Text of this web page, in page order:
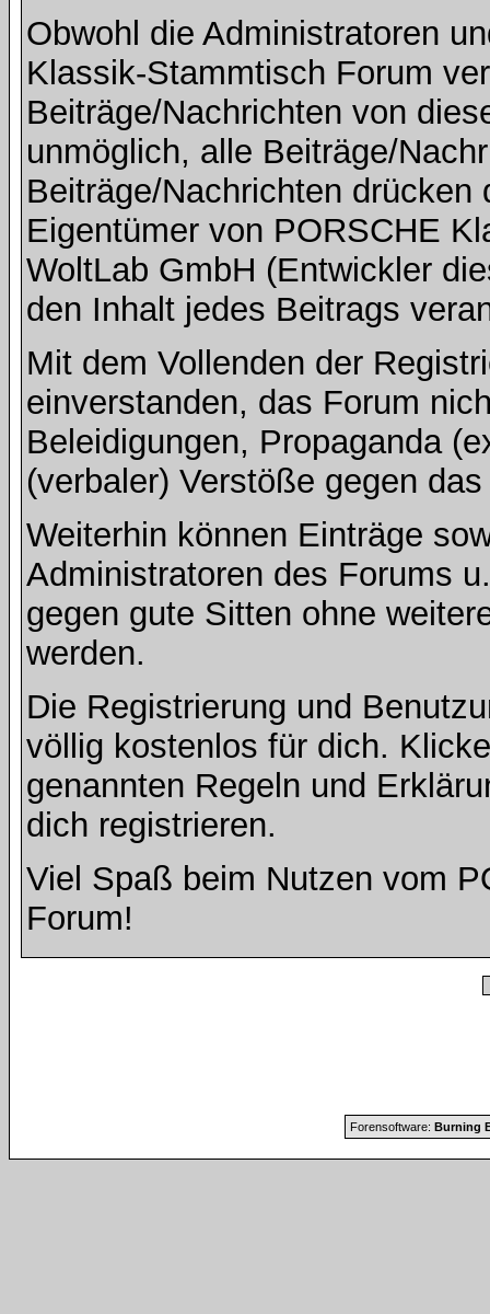
Obwohl die Administratoren
Klassik-Stammtisch Forum
Beiträge/Nachrichten von
unmöglich, alle Beiträge/
Beiträge/Nachrichten
Eigentümer von PORSCHE
WoltLab GmbH (Entwickler
den Inhalt jedes Beitrags
Mit dem Vollenden der
einverstanden, das Forum
Beleidigungen, Propaganda
(verbaler) Verstöße gegen
Weiterhin können Einträge
Administratoren des Forums
gegen gute Sitten ohne
werden.
Die Registrierung und
völlig kostenlos für dich.
genannten Regeln und
dich registrieren.
Viel Spaß beim Nutzen vom
Forum!
Forensoftware: Burning